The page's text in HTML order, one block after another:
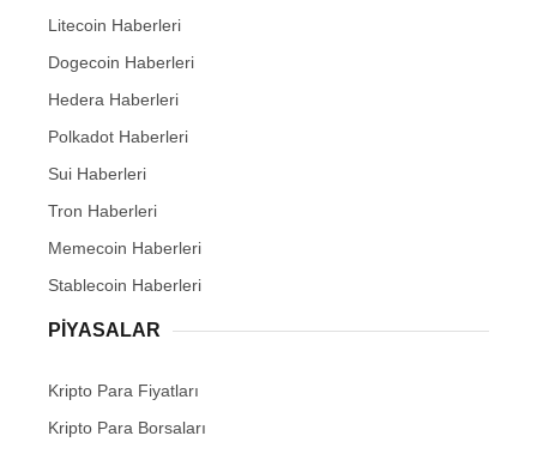
Litecoin Haberleri
Dogecoin Haberleri
Hedera Haberleri
Polkadot Haberleri
Sui Haberleri
Tron Haberleri
Memecoin Haberleri
Stablecoin Haberleri
PIYASALAR
Kripto Para Fiyatları
Kripto Para Borsaları